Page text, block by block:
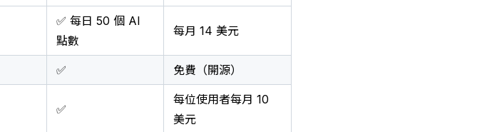
✅ 每日 50 個 AI
點數
每月 14 美元
✅ 免費（開源）
✅
每位使用者每月 10
美元